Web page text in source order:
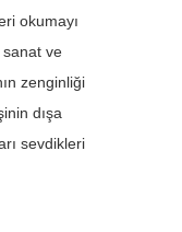
okumayı
sanat ve
zenginliği
dışa
sevdikleri